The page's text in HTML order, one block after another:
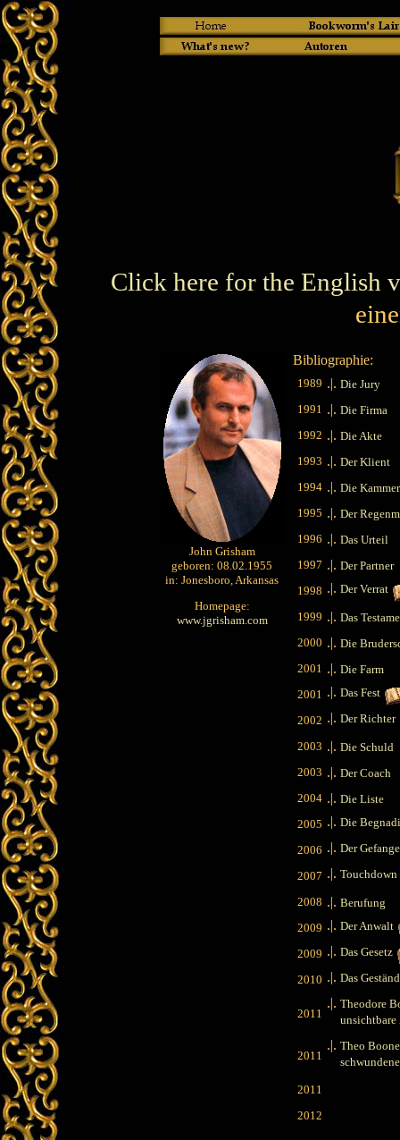
Click here for the English
John Grisham
geboren: 08.02.1955
in: Jonesboro, Arkansas
Homepage:
www.jgrisham.com
Bibliographie:
1989 .|. Die Jury
1991 .|. Die Firma
1992 .|. Die Akte
1993 .|. Der Klient
1994 .|. Die Kammer
1995 .|. Der
1996 .|. Das Urteil
1997 .|. Der Partner
1998 .|. Der Verrat
1999 .|. Das
2000 .|. Die
2001 .|. Die Farm
2001 .|. Das Fest
2002 .|. Der Richter
2003 .|. Die Schuld
2003 .|. Der Coach
2004 .|. Die Liste
2005 .|. Die
2006 .|. Der
2007 .|. Touchdown
2008 .|. Berufung
2009 .|. Der Anwalt
2009 .|. Das Gesetz
2010 .|. Das
2011
.|. Theodore
unsichtbare
2011
.|. Theo
2011
2012